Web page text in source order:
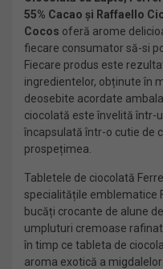
55% Cacao și Raffaello
Cocos oferă arome
fiecare consumator să-si
Fiecare produs este
ingredientelor, obținute în
deosebite acordate
ciocolată este învelită într-
încapsulată într-o cutie de
prospețimea.
Tabletele de ciocolată
specialitățile emblematice
bucăți crocante de alune
umpluturi cremoase
în timp ce tableta de
aroma exotică a